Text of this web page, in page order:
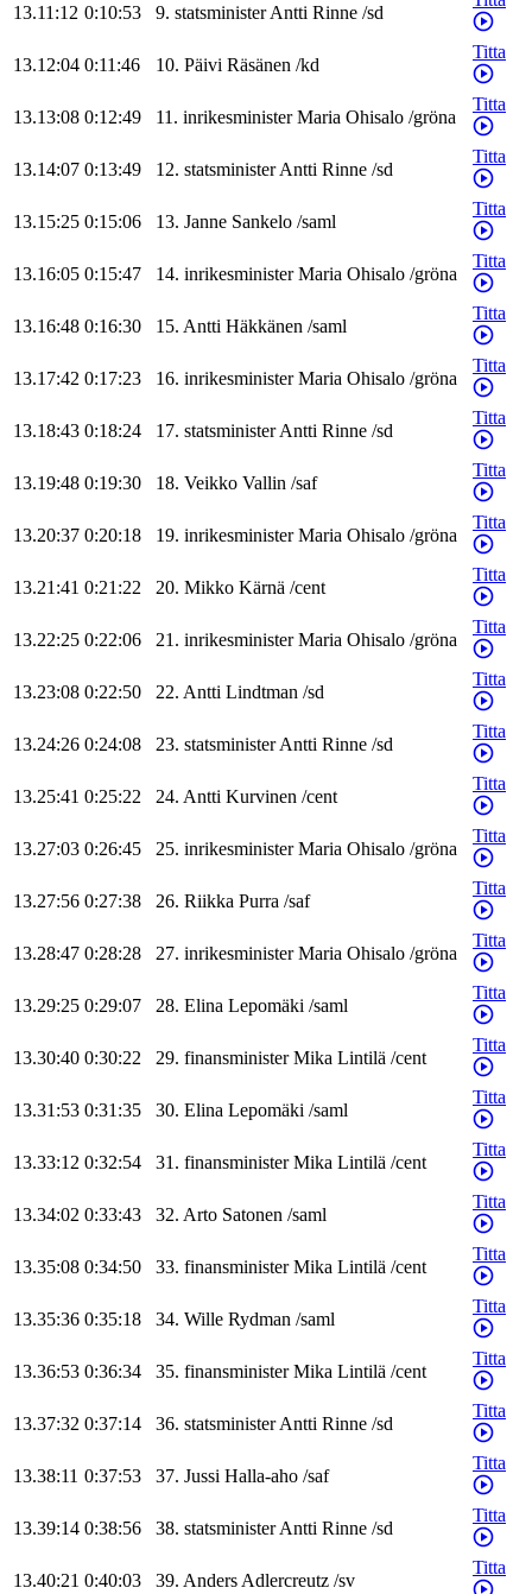
13.11:12 0:10:53 9. statsministerAntti Rinne /sd
13.12:04 0:11:46 10. Päivi Räsänen /kd
Titta
13.13:08 0:12:49 11. inrikesminister Maria Ohisalo /gröna
Titta
13.14:07 0:13:49 12. statsministerAntti Rinne /sd
Titta
13.15:25 0:15:06 13. Janne Sankelo /saml
Titta
13.16:05 0:15:47 14. inrikesminister Maria Ohisalo /gröna
Titta
13.16:48 0:16:30 15. Antti Häkkänen /saml
Titta
13.17:42 0:17:23 16. inrikesminister Maria Ohisalo /gröna
Titta
13.18:43 0:18:24 17. statsministerAntti Rinne /sd
Titta
13.19:48 0:19:30 18. Veikko Vallin /saf
Titta
13.20:37 0:20:18 19. inrikesminister Maria Ohisalo /gröna
Titta
13.21:41 0:21:22 20. Mikko Kärnä /cent
Titta
13.22:25 0:22:06 21. inrikesminister Maria Ohisalo /gröna
Titta
13.23:08 0:22:50 22. Antti Lindtman /sd
Titta
13.24:26 0:24:08 23. statsministerAntti Rinne /sd
Titta
13.25:41 0:25:22 24. Antti Kurvinen /cent
Titta
13.27:03 0:26:45 25. inrikesminister Maria Ohisalo /gröna
Titta
13.27:56 0:27:38 26. Riikka Purra /saf
Titta
13.28:47 0:28:28 27. inrikesminister Maria Ohisalo /gröna
Titta
13.29:25 0:29:07 28. Elina Lepomäki /saml
Titta
13.30:40 0:30:22 29. finansminister Mika Lintilä /cent
Titta
13.31:53 0:31:35 30. Elina Lepomäki /saml
Titta
13.33:12 0:32:54 31. finansminister Mika Lintilä /cent
Titta
13.34:02 0:33:43 32. Arto Satonen /saml
Titta
13.35:08 0:34:50 33. finansminister Mika Lintilä /cent
Titta
13.35:36 0:35:18 34. Wille Rydman /saml
Titta
13.36:53 0:36:34 35. finansminister Mika Lintilä /cent
Titta
13.37:32 0:37:14 36. statsministerAntti Rinne /sd
Titta
13.38:11 0:37:53 37. Jussi Halla-aho /saf
Titta
13.39:14 0:38:56 38. statsministerAntti Rinne /sd
Titta
13.40:21 0:40:03 39. AndersAdlercreutz /sv
Titta